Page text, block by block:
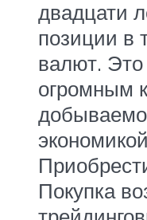
двадцати
позиции в
валют. Это
огромным
Покупка